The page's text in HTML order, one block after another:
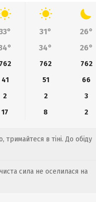
31°
26°
34° 26°
762 762
762
41 51
66
2 2
3
17 8 2
тримайтеся в тіні. До обіду
сила не оселилася на